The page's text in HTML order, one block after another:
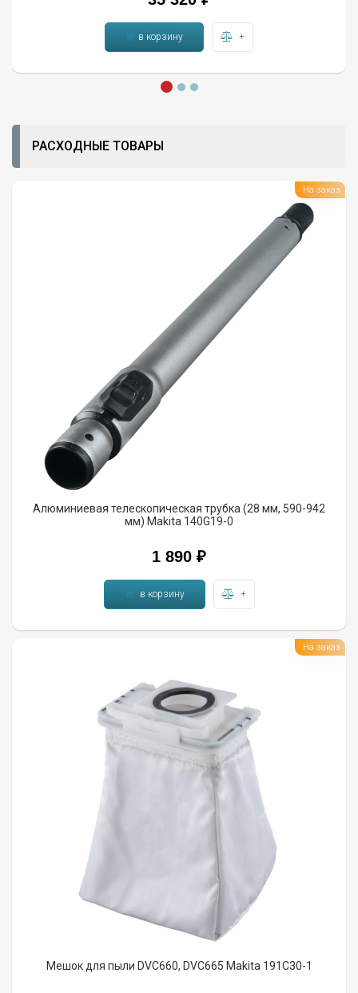
в корзину +
РАСХОДНЫЕ ТОВАРЫ
Алюминиевая телескопическая трубка (28 мм, 590-942
мм) Makita 140G19-0
1 890 ₽
в корзину +
На заказ
Мешок для пыли DVC660, DVC665 Makita 191C30-1
На заказ